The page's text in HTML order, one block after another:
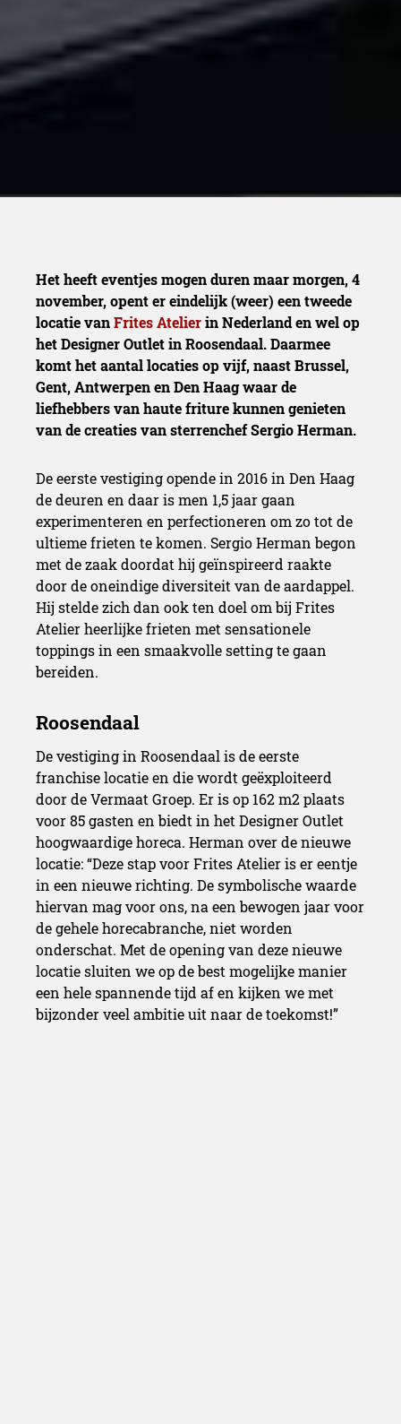
Het heeft eventjes mogen duren maar morgen, 4
november, opent er eindelijk (weer) een tweede
locatie vanFrites Atelierin Nederland en wel op
het Designer Outlet in Roosendaal. Daarmee
komt het aantal locaties op vijf, naast Brussel,
Gent, Antwerpen en Den Haag waar de
liefhebbers van haute friture kunnen genieten
van de creaties van sterrenchef Sergio Herman.
De eerste vestiging opende in 2016 in Den Haag
de deuren en daar is men 1,5 jaar gaan
experimenteren en perfectioneren om zo tot de
ultieme frieten te komen. Sergio Herman begon
met de zaak doordat hij geïnspireerd raakte
door de oneindige diversiteit van de aardappel.
Hij stelde zich dan ook ten doel om bij Frites
Atelier heerlijke frieten met sensationele
toppings in een smaakvolle setting te gaan
bereiden.
De vestiging in Roosendaal is de eerste
franchise locatie en die wordt geëxploiteerd
door de Vermaat Groep. Er is op 162 m2 plaats
voor 85 gasten en biedt in het Designer Outlet
hoogwaardige horeca. Herman over de nieuwe
locatie: “Deze stap voor Frites Atelier is er eentje
in een nieuwe richting. De symbolische waarde
hiervan mag voor ons, na een bewogen jaar voor
de gehele horecabranche, niet worden
onderschat. Met de opening van deze nieuwe
locatie sluiten we op de best mogelijke manier
een hele spannende tijd af en kijken we met
bijzonder veel ambitie uit naar de toekomst!”